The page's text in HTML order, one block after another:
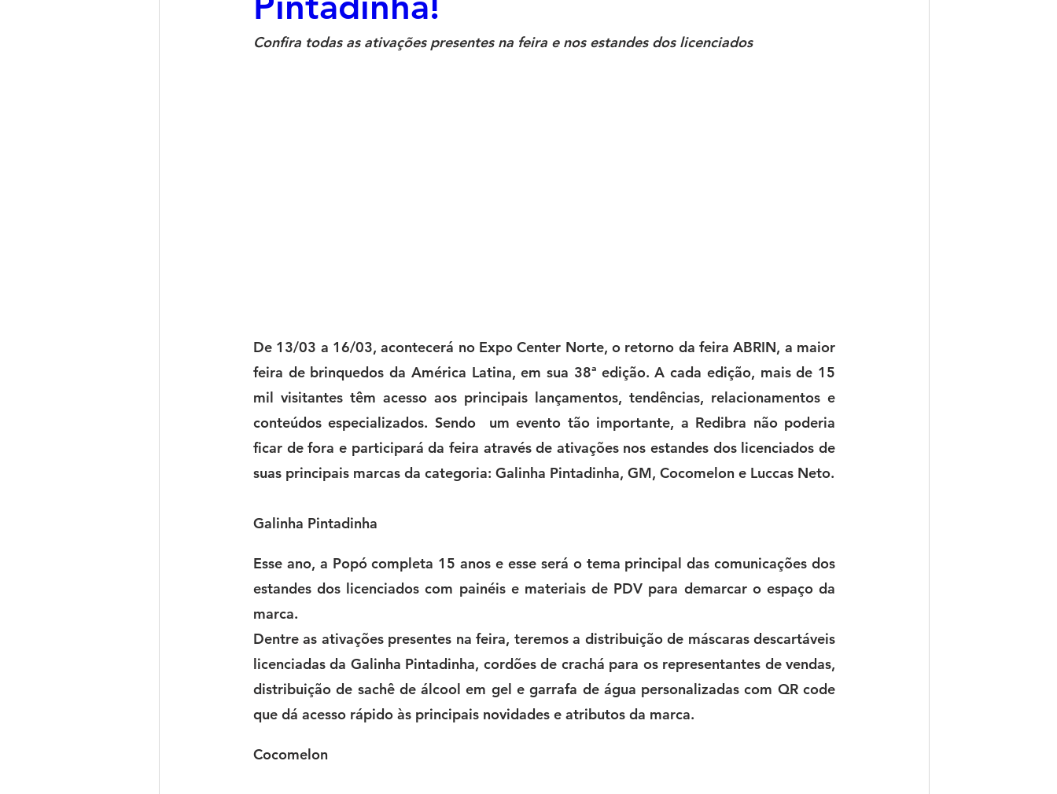
Confira todas as ativações presentes na feira e nos estandes dos licenciados
De 13/03 a 16/03, acontecerá no Expo Center Norte, o retorno da feira ABRIN, a maior
feira de brinquedos da América Latina, em sua 38ª edição. A cada edição, mais de 15
mil visitantes têm acesso aos principais lançamentos, tendências, relacionamentos e
conteúdos especializados. Sendo  um evento tão importante, a Redibra não poderia
ficar de fora e participará da feira através de ativações nos estandes dos licenciados de
suas principais marcas da categoria: Galinha Pintadinha, GM, Cocomelon e Luccas Neto.
Galinha Pintadinha
Esse ano, a Popó completa 15 anos e esse será o tema principal das comunicações dos
estandes dos licenciados com painéis e materiais de PDV para demarcar o espaço da
marca.
Dentre as ativações presentes na feira, teremos a distribuição de máscaras descartáveis
licenciadas da Galinha Pintadinha, cordões de crachá para os representantes de vendas,
distribuição de sachê de álcool em gel e garrafa de água personalizadas com QR code
que dá acesso rápido às principais novidades e atributos da marca.
Cocomelon